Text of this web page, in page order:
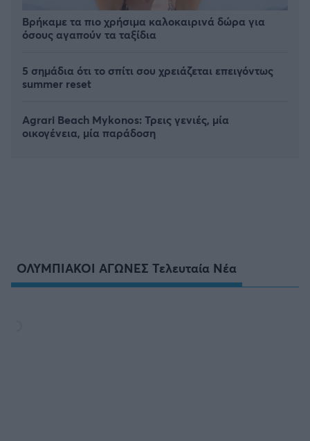
Βρήκαμε τα πιο χρήσιμα καλοκαιρινά δώρα για
όσους αγαπούν τα ταξίδια
5 σημάδια ότι το σπίτι σου χρειάζεται επειγόντως
summer reset
Agrari Beach Mykonos: Τρεις γενιές, μία
οικογένεια, μία παράδοση
ΟΛΥΜΠΙΑΚΟΙ ΑΓΩΝΕΣ Τελευταία Νέα